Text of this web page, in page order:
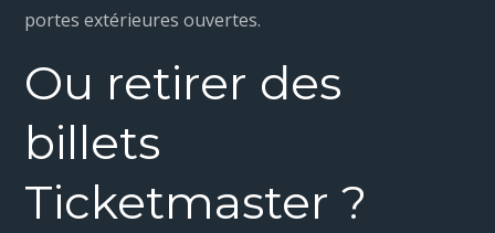
portes extérieures ouvertes.
Ou retirer des
billets
Ticketmaster ?